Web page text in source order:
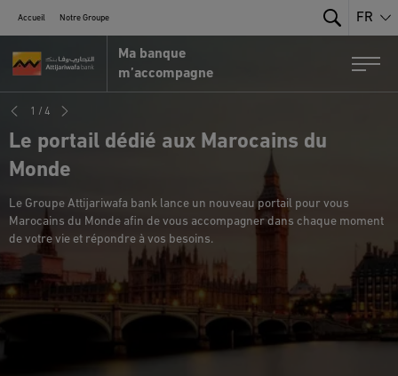
Accueil Notre Groupe
Search
FR
Portail MRE par Attijariwafa Bank
Ma banque
m’accompagne
1 / 4
Le portail dédié aux Marocains du
Monde
Le Groupe Attijariwafa bank lance un nouveau portail pour vous
Marocains du Monde afin de vous accompagner dans chaque moment
de votre vie et répondre à vos besoins.